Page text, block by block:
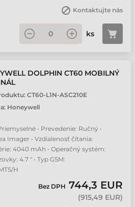
Kontaktujte nás
ks
DOLPHIN CT60 MOBILNÝ
CT60-L1N-ASC210E
Honeywell
• Prevedenie: Ručný •
Imager • Vzdialenosť čítania:
4040 mAh • Operačný systém:
4.7 " • Typ GSM:
H
Bez DPH 744,3 EUR
(915,49 EUR)